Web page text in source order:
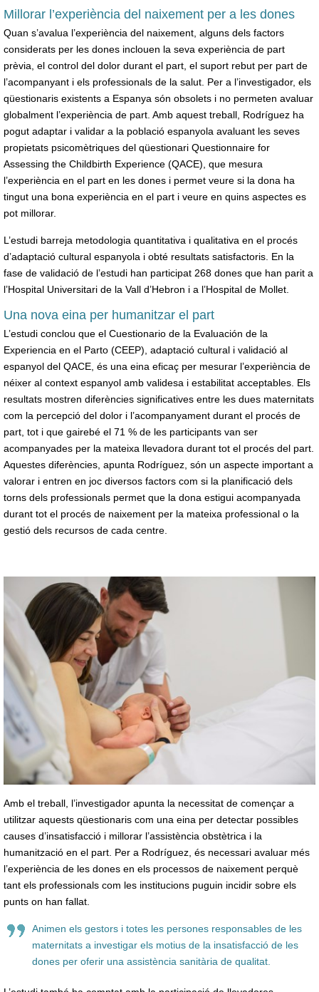
Millorar l’experiència del naixement per a les dones
Quan s’avalua l’experiència del naixement, alguns dels factors
considerats per les dones inclouen la seva experiència de part
prèvia, el control del dolor durant el part, el suport rebut per part de
l’acompanyant i els professionals de la salut. Per a l’investigador, els
qüestionaris existents a Espanya són obsolets i no permeten avaluar
globalment l’experiència de part. Amb aquest treball, Rodríguez ha
pogut adaptar i validar a la població espanyola avaluant les seves
propietats psicomètriques del qüestionari Questionnaire for
Assessing the Childbirth Experience (QACE), que mesura
l’experiència en el part en les dones i permet veure si la dona ha
tingut una bona experiència en el part i veure en quins aspectes es
pot millorar.
L’estudi barreja metodologia quantitativa i qualitativa en el procés
d’adaptació cultural espanyola i obté resultats satisfactoris. En la
fase de validació de l’estudi han participat 268 dones que han parit a
l’Hospital Universitari de la Vall d’Hebron i a l’Hospital de Mollet.
Una nova eina per humanitzar el part
L’estudi conclou que el Cuestionario de la Evaluación de la
Experiencia en el Parto (CEEP), adaptació cultural i validació al
espanyol del QACE, és una eina eficaç per mesurar l’experiència de
néixer al context espanyol amb validesa i estabilitat acceptables. Els
resultats mostren diferències significatives entre les dues maternitats
com la percepció del dolor i l’acompanyament durant el procés de
part, tot i que gairebé el 71 % de les participants van ser
acompanyades per la mateixa llevadora durant tot el procés del part.
Aquestes diferències, apunta Rodríguez, són un aspecte important a
valorar i entren en joc diversos factors com si la planificació dels
torns dels professionals permet que la dona estigui acompanyada
durant tot el procés de naixement per la mateixa professional o la
gestió dels recursos de cada centre.
Amb el treball, l’investigador apunta la necessitat de començar a
utilitzar aquests qüestionaris com una eina per detectar possibles
causes d’insatisfacció i millorar l’assistència obstètrica i la
humanització en el part. Per a Rodríguez, és necessari avaluar més
l’experiència de les dones en els processos de naixement perquè
tant els professionals com les institucions puguin incidir sobre els
punts on han fallat.
Animen els gestors i totes les persones responsables de les
maternitats a investigar els motius de la insatisfacció de les
dones per oferir una assistència sanitària de qualitat.